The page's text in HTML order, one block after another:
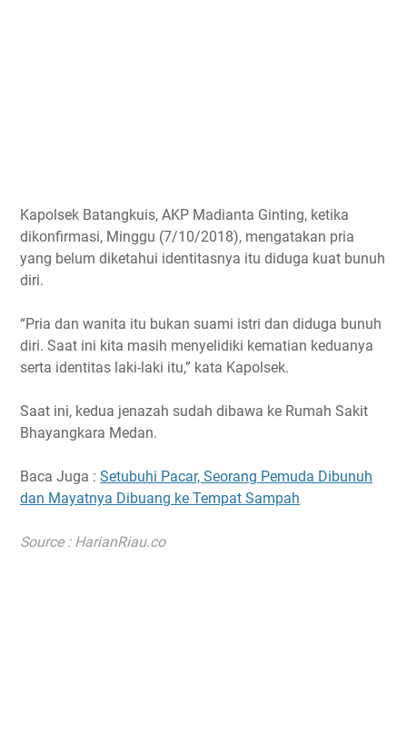
Kapolsek Batangkuis, AKP Madianta Ginting, ketika
dikonfirmasi, Minggu (7/10/2018), mengatakan pria
yang belum diketahui identitasnya itu diduga kuat bunuh
diri.
“Pria dan wanita itu bukan suami istri dan diduga bunuh
diri. Saat ini kita masih menyelidiki kematian keduanya
serta identitas laki-laki itu,” kata Kapolsek.
Saat ini, kedua jenazah sudah dibawa ke Rumah Sakit
Bhayangkara Medan.
Baca Juga : Setubuhi Pacar, Seorang Pemuda Dibunuh
dan Mayatnya Dibuang ke Tempat Sampah
Source : HarianRiau.co